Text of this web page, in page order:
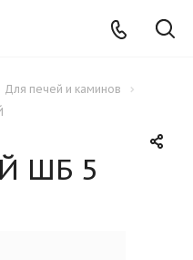
Для печей и каминов
ШБ 5